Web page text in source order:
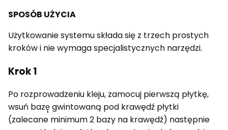
SPOSÓB UŻYCIA
Użytkowanie systemu składa się z trzech prostych
kroków i nie wymaga specjalistycznych narzędzi.
Krok 1
Po rozprowadzeniu kleju, zamocuj pierwszą płytkę,
wsuń bazę̨ gwintowaną pod krawędź płytki
(zalecane minimum 2 bazy na krawędź) następnie